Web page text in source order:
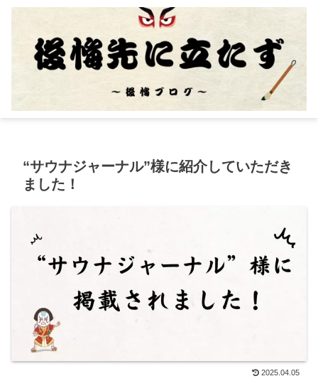
“サウナジャーナル”様に紹介していただき
ました！
2025.04.05